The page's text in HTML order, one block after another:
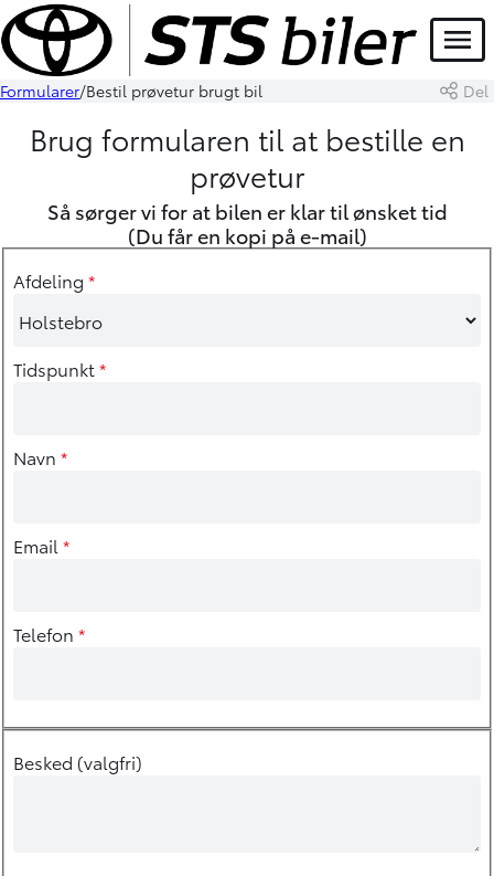
Menu
Formularer Bestil prøvetur brugt bil Del
Brug formularen til at bestille en
prøvetur
Så sørger vi for at bilen er klar til ønsket tid
(Du får en kopi på e-mail)
Afdeling *
Tidspunkt*
Navn *
Email *
Telefon *
Besked (valgfri)